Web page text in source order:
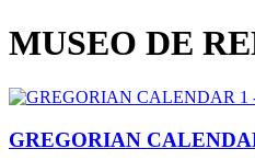
MUSEO DE
GREGORIAN